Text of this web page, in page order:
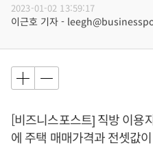
2023-01-02 13:59:17
이근호 기자 -
[비즈니스포스트] 직방 이용
에 주택 매매가격과 전셋값